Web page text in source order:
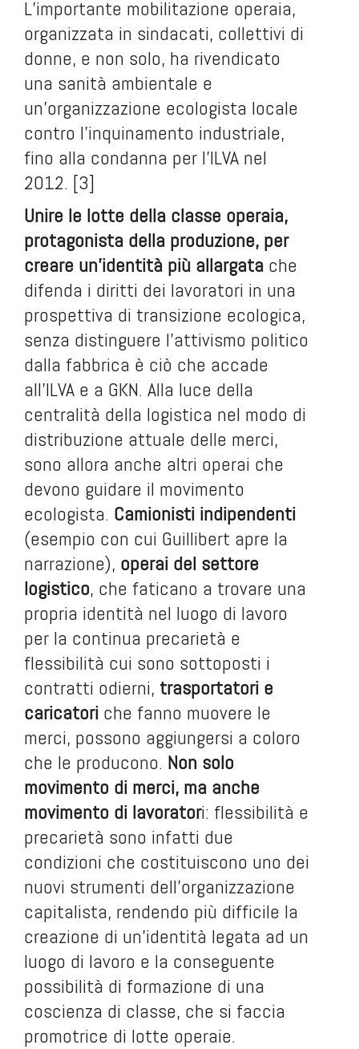
L’importante mobilitazione operaia,
organizzata in sindacati, collettivi di
donne, e non solo, ha rivendicato
una sanità ambientale e
un’organizzazione ecologista locale
contro l’inquinamento industriale,
fino alla condanna per l’ILVA nel
2012. [3]
Unire le lotte della classe operaia,
protagonista della produzione, per
creare un’identità più allargata che
difenda i diritti dei lavoratori in una
prospettiva di transizione ecologica,
senza distinguere l’attivismo politico
dalla fabbrica è ciò che accade
all’ILVA e a GKN. Alla luce della
centralità della logistica nel modo di
distribuzione attuale delle merci,
sono allora anche altri operai che
devono guidare il movimento
ecologista. Camionisti indipendenti
(esempio con cui Guillibert apre la
narrazione), operai del settore
logistico, che faticano a trovare una
propria identità nel luogo di lavoro
per la continua precarietà e
flessibilità cui sono sottoposti i
contratti odierni, trasportatori e
caricatori che fanno muovere le
merci, possono aggiungersi a coloro
che le producono. Non solo
movimento di merci, ma anche
movimento di lavoratori: flessibilità e
precarietà sono infatti due
condizioni che costituiscono uno dei
nuovi strumenti dell’organizzazione
capitalista, rendendo più difficile la
creazione di un’identità legata ad un
luogo di lavoro e la conseguente
possibilità di formazione di una
coscienza di classe, che si faccia
promotrice di lotte operaie.